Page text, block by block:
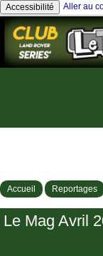
Accessibilité Aller au
Accueil Reportages
Le Mag Avril